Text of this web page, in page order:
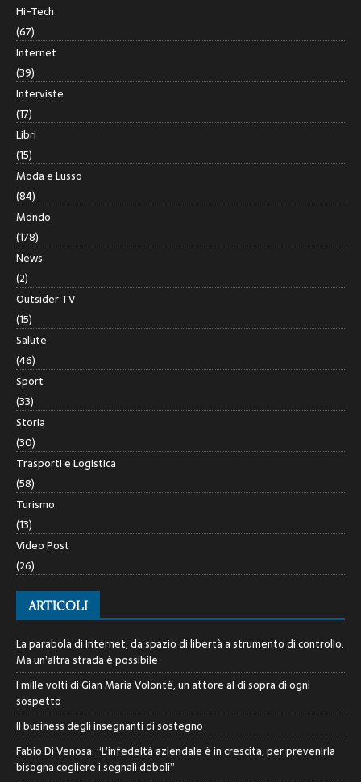
Hi-Tech
(67)
Internet
(39)
Interviste
(17)
Libri
(15)
Moda e Lusso
(84)
Mondo
(178)
News
(2)
Outsider TV
(15)
Salute
(46)
Sport
(33)
Storia
(30)
Trasporti e Logistica
(58)
Turismo
(13)
Video Post
(26)
ARTICOLI
La parabola di Internet, da spazio di libertà a strumento di controllo.
Ma un’altra strada è possibile
I mille volti di Gian Maria Volontè, un attore al di sopra di ogni
sospetto
Il business degli insegnanti di sostegno
Fabio Di Venosa: “L’infedeltà aziendale è in crescita, per prevenirla
bisogna cogliere i segnali deboli”